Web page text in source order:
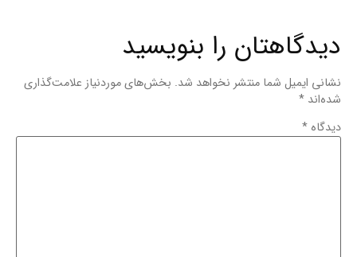
دیدگاهتان را بنویسید
نشانی ایمیل شما منتشر نخواهد شد. بخش‌های موردنیاز علامت‌گذاری
شده‌اند *
دیدگاه *